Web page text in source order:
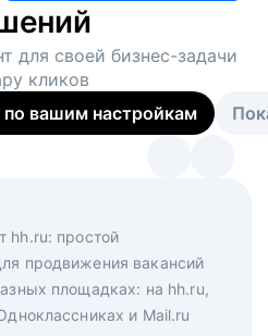
для своей бизнес-задачи
кликов
вашим настройкам
hh.ru: простой
продвижения вакансий
площадках: на hh.ru,
и Mail.ru
на главной странице
откликов
Решите, сколько
и за дело возьмутся
и проектные менеджеры
инструментов